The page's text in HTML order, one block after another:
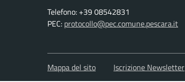
Telefono: +39 08542831
PEC: protocollo@pec.comune.pescara.it
Mappa del sito Iscrizione Newsletter